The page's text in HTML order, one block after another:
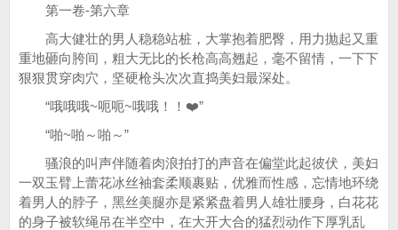
第一卷-第六章
高大健壮的男人稳稳站桩，大掌抱着肥臀，用力抛起又重
重地砸向胯间，粗大无比的长枪高高翘起，毫不留情，一下下
狠狠贯穿肉穴，坚硬枪头次次直捣美妇最深处。
“哦哦哦~呃呃~哦哦！！❤️”
“啪~啪～啪～”
骚浪的叫声伴随着肉浪拍打的声音在偏堂此起彼伏，美妇
一双玉臂上蕾花冰丝袖套柔顺裹贴，优雅而性感，忘情地环绕
着男人的脖子，黑丝美腿亦是紧紧盘着男人雄壮腰身，白花花
的身子被软绳吊在半空中，在大开大合的猛烈动作下厚乳乱